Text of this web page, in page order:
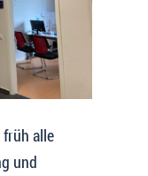
alle
und